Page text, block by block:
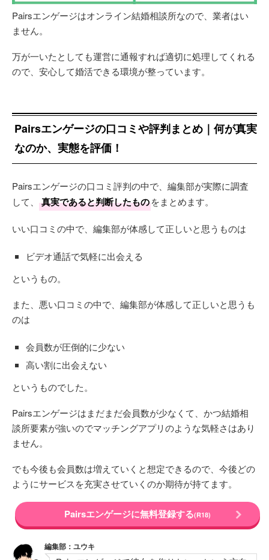
Pairsエンゲージはオンライン結婚相談所なので、業者はい
ません。
万が一いたとしても運営に通報すれば適切に処理してくれる
ので、安心して婚活できる環境が整っています。
Pairsエンゲージの口コミや評判まとめ｜何が真実
なのか、実態を評価！
Pairsエンゲージの口コミ評判の中で、編集部が実際に調査
して、
真実であると判断したものをまとめます。
いい口コミの中で、編集部が体感して正しいと思うものは
ビデオ通話で気軽に出会える
というもの。
また、悪い口コミの中で、編集部が体感して正しいと思うも
のは
会員数が圧倒的に少ない
高い割に出会えない
というものでした。
Pairsエンゲージはまだまだ会員数が少なくて、かつ結婚相
談所要素が強いのでマッチングアプリのような気軽さはあり
ません。
でも今後も会員数は増えていくと想定できるので、今後どの
ようにサービスを充実させていくのか期待が持てます。
Pairsエンゲージに無料登録する(R18)
編集部：ユウキ